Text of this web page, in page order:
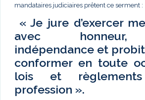
mandataires judiciaires prêtent ce serment :
« Je jure d’exercer
avec honneur,
indépendance et
conformer en toute
lois et
profession ».